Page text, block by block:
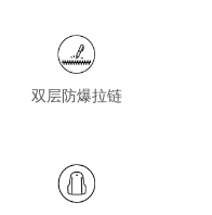
双层防爆拉链